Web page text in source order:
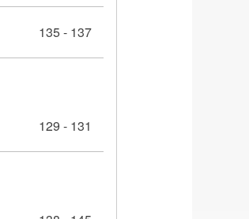
135 - 137
129 - 131